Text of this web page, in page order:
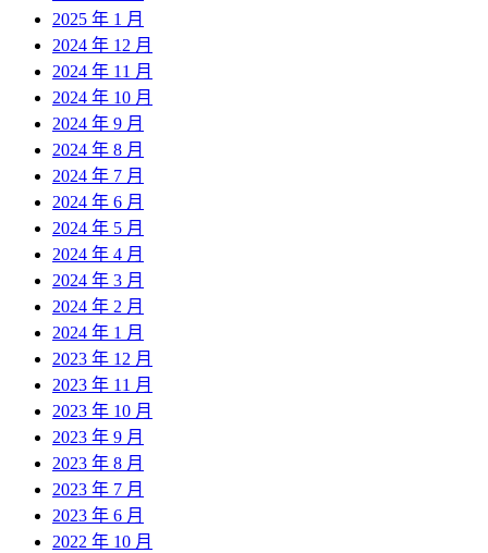
2025 年 1 月
2024 年 12 月
2024 年 11 月
2024 年 10 月
2024 年 9 月
2024 年 8 月
2024 年 7 月
2024 年 6 月
2024 年 5 月
2024 年 4 月
2024 年 3 月
2024 年 2 月
2024 年 1 月
2023 年 12 月
2023 年 11 月
2023 年 10 月
2023 年 9 月
2023 年 8 月
2023 年 7 月
2023 年 6 月
2022 年 10 月